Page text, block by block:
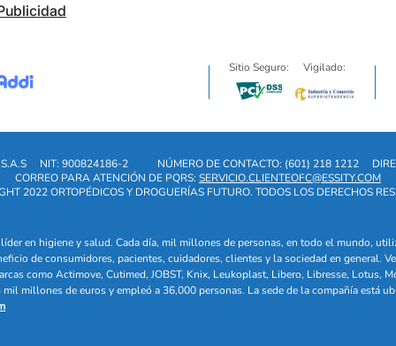
Sitio Seguro: Vigilado:
NIT: 900824186-2 NÚMERO DE CONTACTO: (601) 218 1212
CORREO PARA ATENCIÓN DE PQRS: SERVICIO.CLIENTEOFC@ESSITY.COM
2022 ORTOPÉDICOS Y DROGUERÍAS FUTURO. TODOS LOS DERECHOS
en higiene y salud. Cada día, mil millones de personas, en todo el mundo,
de consumidores, pacientes, cuidadores, clientes y la sociedad en general.
como Actimove, Cutimed, JOBST, Knix, Leukoplast, Libero, Libresse, Lotus,
millones de euros y empleó a 36,000 personas. La sede de la compañía está